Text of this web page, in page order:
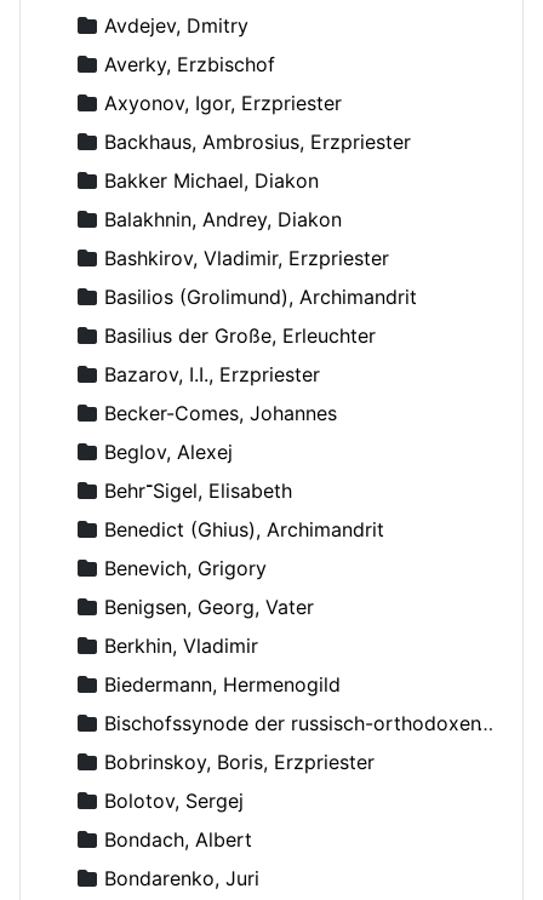
Avdejev, Dmitry
Averky, Erzbischof
Axyonov, Igor, Erzpriester
Backhaus, Ambrosius, Erzpriester
Bakker Michael, Diakon
Balakhnin, Andrey, Diakon
Bashkirov, Vladimir, Erzpriester
Basilios (Grolimund), Archimandrit
Basilius der Große, Erleuchter
Bazarov, I.I., Erzpriester
Becker-Comes, Johannes
Beglov, Alexej
Behr־Sigel, Elisabeth
Benedict (Ghius), Archimandrit
Benevich, Grigory
Benigsen, Georg, Vater
Berkhin, Vladimir
Biedermann, Hermenogild
Bischofssynode der russisch-orthodoxen Kirche
Bobrinskoy, Boris, Erzpriester
Bolotov, Sergej
Bondach, Albert
Bondarenko, Juri